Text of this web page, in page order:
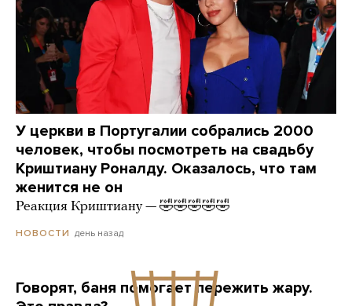
У церкви в Португалии собрались 2000
человек, чтобы посмотреть на свадьбу
Криштиану Роналду. Оказалось, что там
женится не он
Реакция Криштиану — 🤣🤣🤣🤣🤣
НОВОСТИ день назад
Говорят, баня помогает пережить жару.